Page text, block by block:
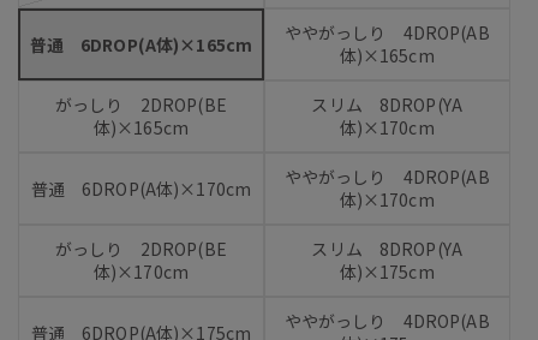
普通 6DROP(A体)×165cm
ややがっしり 4DROP(AB
体)×165cm
がっしり 2DROP(BE
体)×165cm
スリム 8DROP(YA
体)×170cm
普通 6DROP(A体)×170cm
ややがっしり 4DROP(AB
体)×170cm
がっしり 2DROP(BE
体)×170cm
スリム 8DROP(YA
体)×175cm
普通 6DROP(A体)×175cm
ややがっしり 4DROP(AB